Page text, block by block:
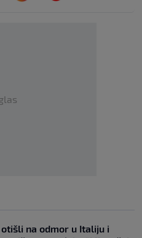
na odmor u Italiju i